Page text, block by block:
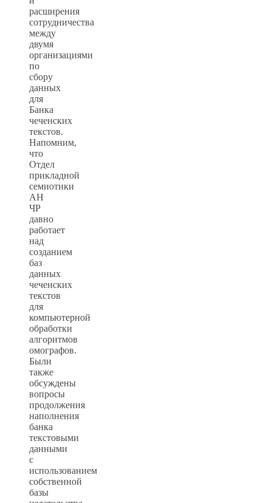
расширения
сотрудничества
между
двумя
организациями
по
сбору
данных
для
Банка
чеченских
текстов.
Напомним,
что
Отдел
прикладной
семиотики
АН
ЧР
давно
работает
над
созданием
баз
данных
чеченских
текстов
для
компьютерной
обработки
алгоритмов
омографов.
Были
также
обсуждены
вопросы
продолжения
наполнения
банка
текстовыми
данными
с
использованием
собственной
базы